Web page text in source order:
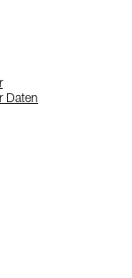
Daten